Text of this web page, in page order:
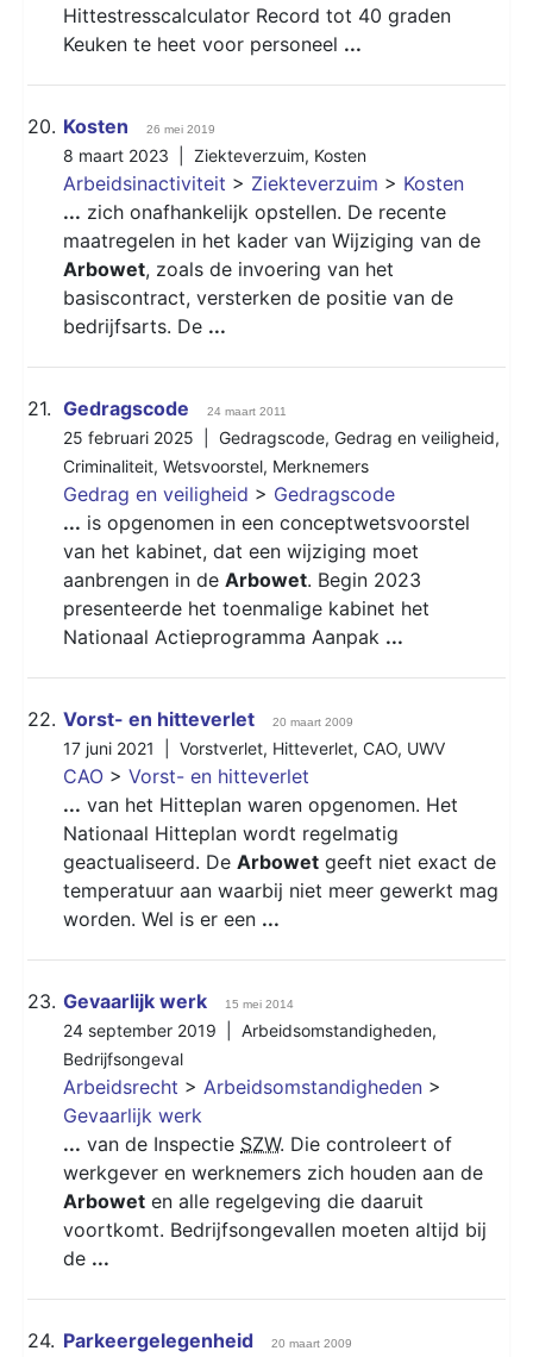
Hittestresscalculator Record tot 40 graden
Keuken te heet voor personeel ...
20. Kosten 26 mei 2019
8 maart 2023 | Ziekteverzuim, Kosten
Arbeidsinactiviteit > Ziekteverzuim > Kosten
... zich onafhankelijk opstellen. De recente
maatregelen in het kader van Wijziging van de
Arbowet, zoals de invoering van het
basiscontract, versterken de positie van de
bedrijfsarts. De ...
21. Gedragscode 24 maart 2011
25 februari 2025 | Gedragscode, Gedrag en veiligheid,
Criminaliteit, Wetsvoorstel, Merknemers
Gedrag en veiligheid > Gedragscode
... is opgenomen in een conceptwetsvoorstel
van het kabinet, dat een wijziging moet
aanbrengen in de Arbowet. Begin 2023
presenteerde het toenmalige kabinet het
Nationaal Actieprogramma Aanpak ...
22. Vorst- en hitteverlet 20 maart 2009
17 juni 2021 | Vorstverlet, Hitteverlet, CAO, UWV
CAO > Vorst- en hitteverlet
... van het Hitteplan waren opgenomen. Het
Nationaal Hitteplan wordt regelmatig
geactualiseerd. De Arbowet geeft niet exact de
temperatuur aan waarbij niet meer gewerkt mag
worden. Wel is er een ...
23. Gevaarlijk werk 15 mei 2014
24 september 2019 | Arbeidsomstandigheden,
Bedrijfsongeval
Arbeidsrecht > Arbeidsomstandigheden >
Gevaarlijk werk
... van de Inspectie SZW. Die controleert of
werkgever en werknemers zich houden aan de
Arbowet en alle regelgeving die daaruit
voortkomt. Bedrijfsongevallen moeten altijd bij
de ...
24. Parkeergelegenheid 20 maart 2009